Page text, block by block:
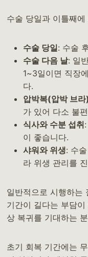
수술 당일과 이틀째
수술 당일: 수술
수술 다음 날: 일
1~3일이면 직장
다.
압박복(압박 브
가 있어 다소 불
식사와 수분 섭취
이 좋습니다.
샤워와 위생: 수
라 위생 관리를
일반적으로 시행하는
기간이 길다는 부담
상 복귀를 기대하는
초기 회복 기간에는